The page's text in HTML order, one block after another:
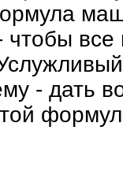
чтобы
- дать